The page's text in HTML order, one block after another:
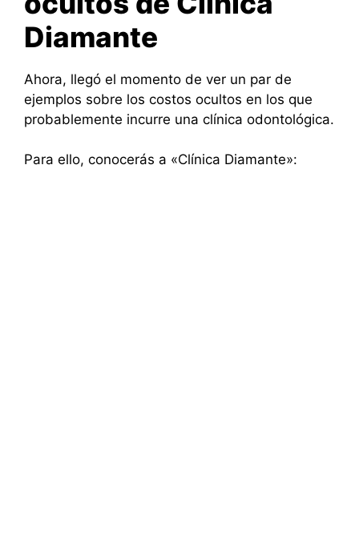
Diamante
Ahora, llegó el momento de ver un par de
ejemplos sobre los costos ocultos en los que
probablemente incurre una clínica odontológica.
Para ello, conocerás a «Clínica Diamante»: